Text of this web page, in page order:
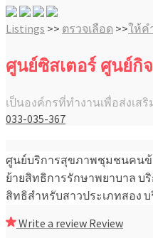
Listings >> ตรวจเลือด >>ให้ค
ศูนย์ซิสเตอร์ ศูนย์กิ
เป็นองค์กรที่ทำงานเพื่อส่งเ
033-035-367
ศูนย์บริการสุขภาพชุมชนคนข้
ย้ายสิทธิการรักษาพยาบาล บ
สิทธิสำหรับสาวประเภทสอง
Write a review Review